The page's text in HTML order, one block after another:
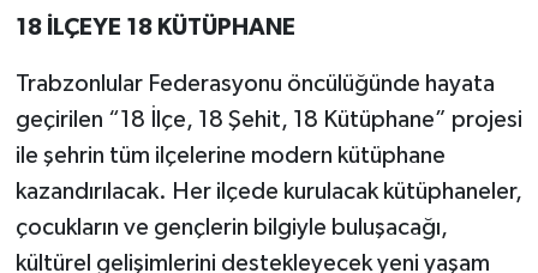
18 İLÇEYE 18 KÜTÜPHANE
Trabzonlular Federasyonu öncülüğünde hayata
geçirilen “18 İlçe, 18 Şehit, 18 Kütüphane” projesi
ile şehrin tüm ilçelerine modern kütüphane
kazandırılacak. Her ilçede kurulacak kütüphaneler,
çocukların ve gençlerin bilgiyle buluşacağı,
kültürel gelişimlerini destekleyecek yeni yaşam